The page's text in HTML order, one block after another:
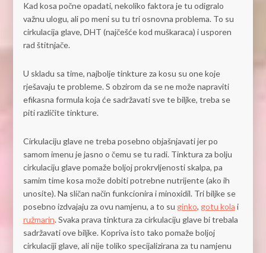
Kad kosa počne opadati, nekoliko faktora je tu odigralo
važnu ulogu, ali po meni su tu tri osnovna problema. To su
cirkulacija glave, DHT (najčešće kod muškaraca) i usporen
rad štitnjače.
U skladu sa time, najbolje tinkture za kosu su one koje
rješavaju te probleme. S obzirom da se ne može napraviti
efikasna formula koja će sadržavati sve te biljke, treba se
piti različite tinkture.
Cirkulaciju glave ne treba posebno objašnjavati jer po
samom imenu je jasno o čemu se tu radi. Tinktura za bolju
cirkulaciju glave pomaže boljoj prokrvljenosti skalpa, pa
samim time kosa može dobiti potrebne nutrijente (ako ih
unosite). Na sličan način funkcionira i minoxidil. Tri biljke se
posebno izdvajaju za ovu namjenu, a to su ginko, gotu kola i
ružmarin. Svaka prava tinktura za cirkulaciju glave bi trebala
sadržavati ove biljke. Kopriva isto tako pomaže boljoj
cirkulaciji glave, ali nije toliko specijalizirana za tu namjenu